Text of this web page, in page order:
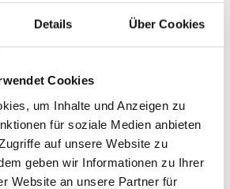
Details Über Cookies
Cookies
um Inhalte und Anzeigen zu
für soziale Medien anbieten
auf unsere Website zu
geben wir Informationen zu Ihrer
Website an unsere Partner für